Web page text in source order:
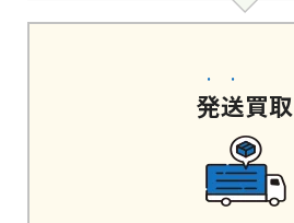
発送買取